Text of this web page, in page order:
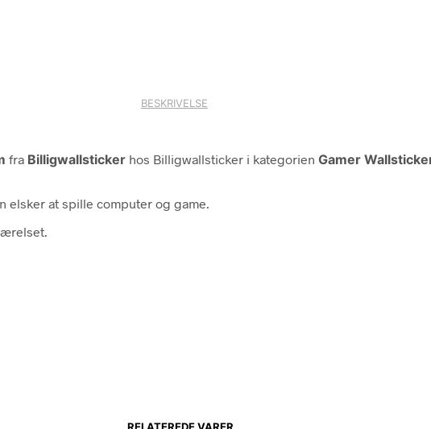
BESKRIVELSE
fra Billigwallsticker hos Billigwallsticker i kategorien Gamer
elsker at spille computer og game.